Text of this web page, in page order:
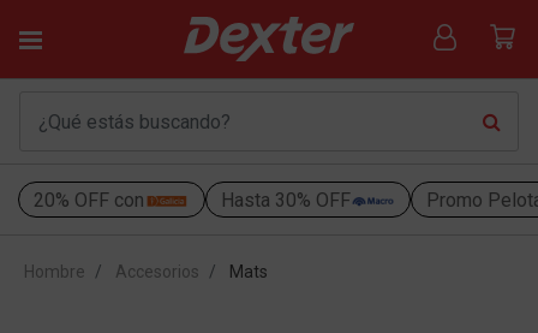
20% OFF con Hasta 30% OFF Promo
Hombre Accesorios Mats